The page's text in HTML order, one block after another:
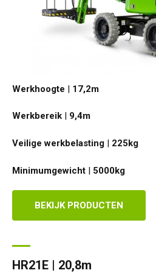
Werkhoogte | 17,2m
Werkbereik | 9,4m
Veilige werkbelasting | 225kg
Minimumgewicht | 5000kg
BEKIJK PRODUCTEN
HR21E | 20,8m